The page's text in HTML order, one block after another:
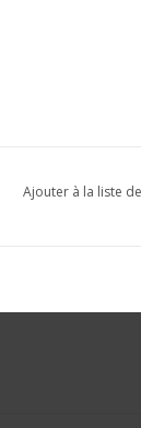
Ajouter à la liste